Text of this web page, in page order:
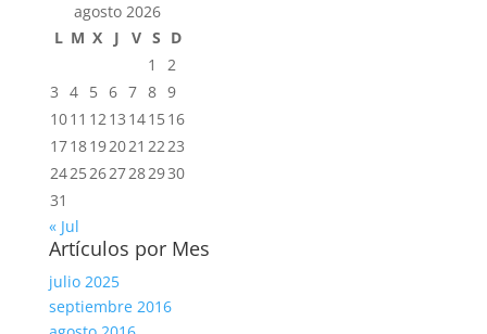
agosto 2026
L M X J V S D
1
2
3 4 5 6 7 8 9
1011 1213 141516
1718192021 2223
24252627282930
31
« Jul
Artículos por Mes
julio 2025
septiembre 2016